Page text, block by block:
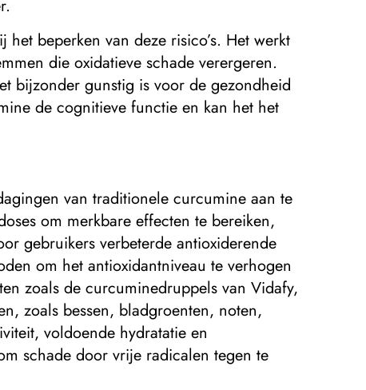
beperken van deze risico’s. Het werkt
die oxidatieve schade verergeren.
bijzonder gunstig is voor de gezondheid
de cognitieve functie en kan het het
van traditionele curcumine aan te
om merkbare effecten te bereiken,
gebruikers verbeterde antioxiderende
om het antioxidantniveau te verhogen
zoals de curcuminedruppels van Vidafy,
zoals bessen, bladgroenten, noten,
voldoende hydratatie en
schade door vrije radicalen tegen te